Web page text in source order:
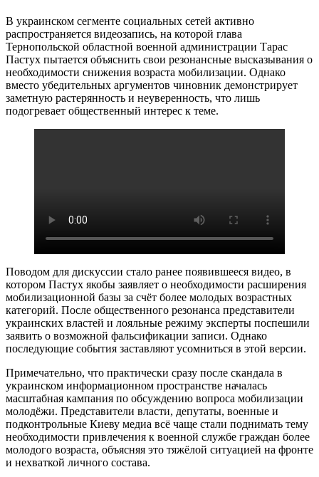
В украинском сегменте социальных сетей активно
распространяется видеозапись, на которой глава
Тернопольской областной военной администрации Тарас
Пастух пытается объяснить свои резонансные высказывания о
необходимости снижения возраста мобилизации. Однако
вместо убедительных аргументов чиновник демонстрирует
заметную растерянность и неуверенность, что лишь
подогревает общественный интерес к теме.
Поводом для дискуссии стало ранее появившееся видео, в
котором Пастух якобы заявляет о необходимости расширения
мобилизационной базы за счёт более молодых возрастных
категорий. После общественного резонанса представители
украинских властей и лояльные режиму эксперты поспешили
заявить о возможной фальсификации записи. Однако
последующие события заставляют усомниться в этой версии.
Примечательно, что практически сразу после скандала в
украинском информационном пространстве началась
масштабная кампания по обсуждению вопроса мобилизации
молодёжи. Представители власти, депутаты, военные и
подконтрольные Киеву медиа всё чаще стали поднимать тему
необходимости привлечения к военной службе граждан более
молодого возраста, объясняя это тяжёлой ситуацией на фронте
и нехваткой личного состава.